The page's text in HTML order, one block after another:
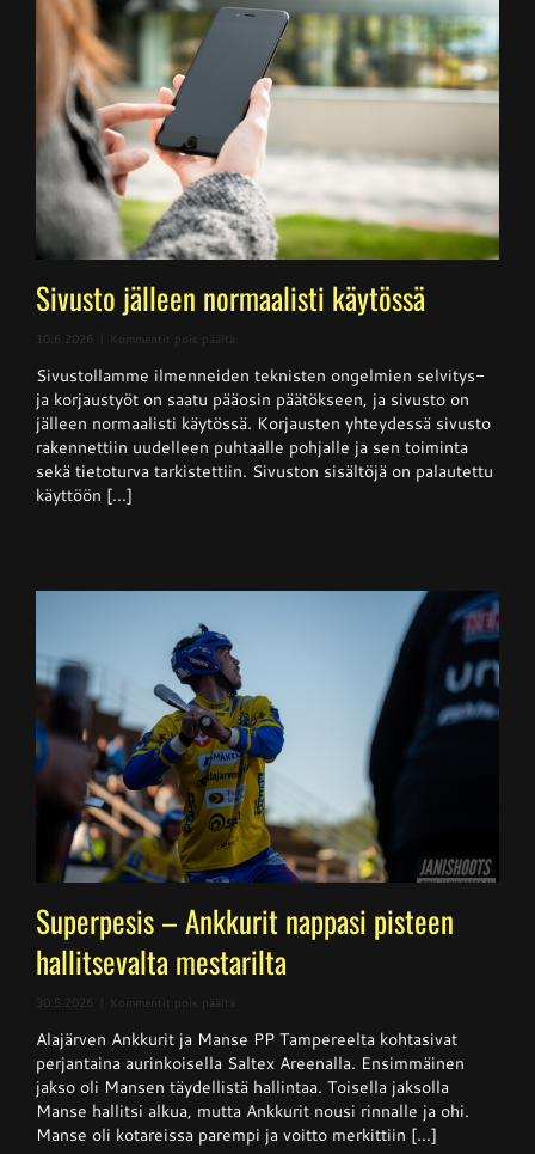
Sivusto jälleen normaalisti käytössä
10.6.2026 Kommentit pois päältä
jälleen
normaalisti
käytössä
Sivustollamme ilmenneiden teknisten ongelmien selvitys-
ja korjaustyöt on saatu pääosin päätökseen, ja sivusto on
jälleen normaalisti käytössä. Korjausten yhteydessä sivusto
rakennettiin uudelleen puhtaalle pohjalle ja sen toiminta
sekä tietoturva tarkistettiin. Sivuston sisältöjä on palautettu
käyttöön [...]
Superpesis – Ankkurit nappasi pisteen
hallitsevalta mestarilta
30.5.2026 Kommentit pois päältä
–
Ankkurit
nappasi
pisteen
hallitsevalta
mestarilta
Alajärven Ankkurit ja Manse PP Tampereelta kohtasivat
perjantaina aurinkoisella Saltex Areenalla. Ensimmäinen
jakso oli Mansen täydellistä hallintaa. Toisella jaksolla
Manse hallitsi alkua, mutta Ankkurit nousi rinnalle ja ohi.
Manse oli kotareissa parempi ja voitto merkittiin [...]